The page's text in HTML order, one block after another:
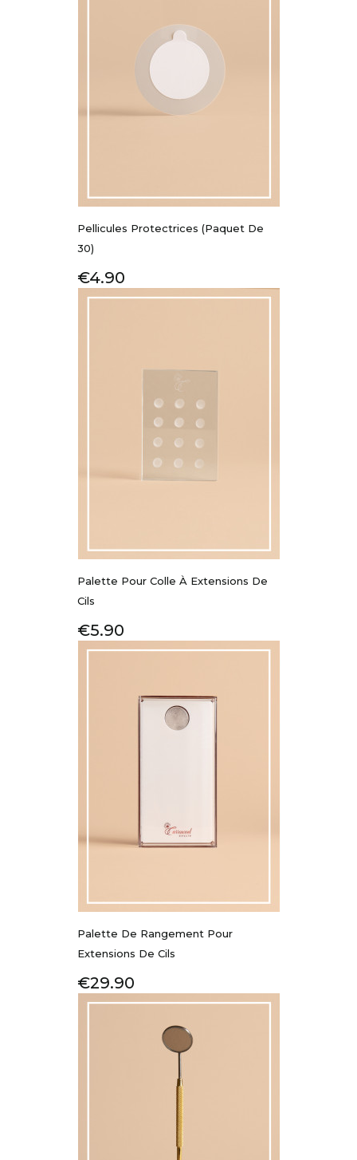
Pellicules Protectrices (paquet De
30)
Price
€4.90
Palette Pour Colle À Extensions De
Cils
Price
€5.90
Palette De Rangement Pour
Extensions De Cils
Price
€29.90